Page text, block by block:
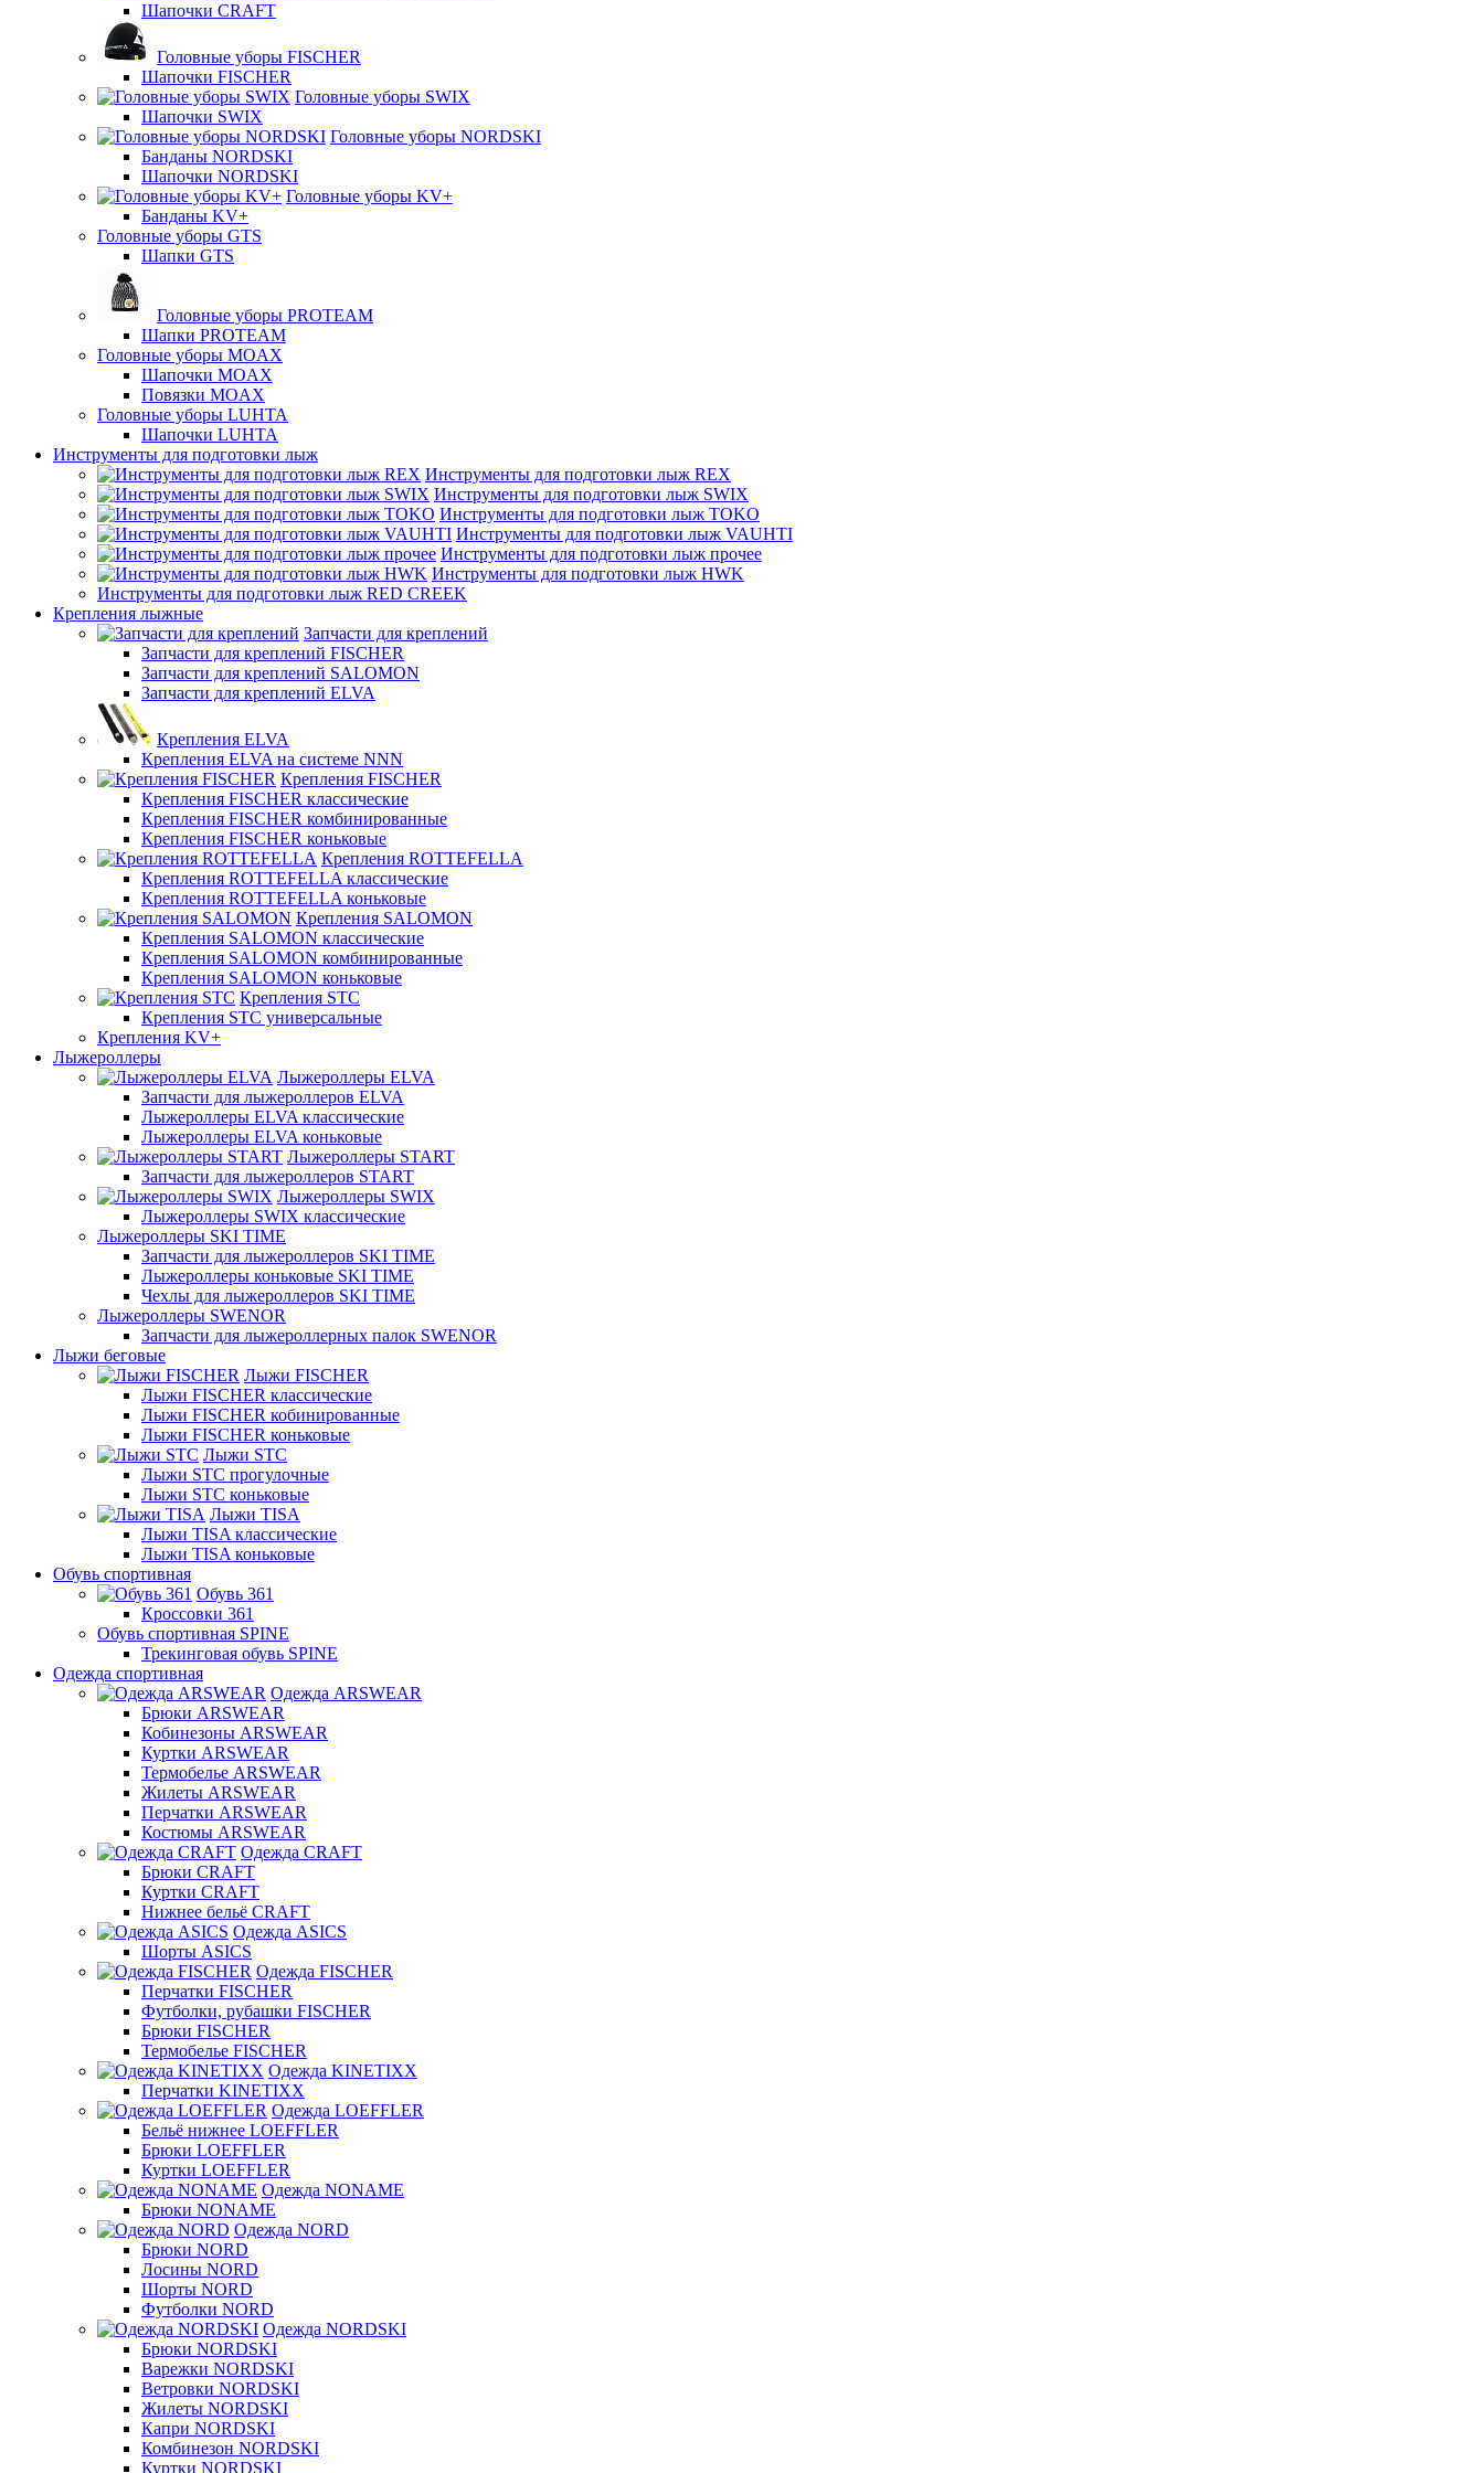
Шапочки CRAFT
Головные уборы FISCHER
Шапочки FISCHER
Головные уборы SWIX
Шапочки SWIX
Головные уборы NORDSKI
Банданы NORDSKI
Шапочки NORDSKI
Головные уборы KV+
Банданы KV+
Головные уборы GTS
Шапки GTS
Головные уборы PROTEAM
Шапки PROTEAM
Головные уборы MOAX
Шапочки MOAX
Повязки MOAX
Головные уборы LUHTA
Шапочки LUHTA
Инструменты для подготовки лыж
Инструменты для подготовки лыж REX
Инструменты для подготовки лыж SWIX
Инструменты для подготовки лыж TOKO
Инструменты для подготовки лыж VAUHTI
Инструменты для подготовки лыж прочее
Инструменты для подготовки лыж HWK
Инструменты для подготовки лыж RED CREEK
Крепления лыжные
Запчасти для креплений
Запчасти для креплений FISCHER
Запчасти для креплений SALOMON
Запчасти для креплений ELVA
Крепления ELVA
Крепления ELVA на системе NNN
Крепления FISCHER
Крепления FISCHER классические
Крепления FISCHER комбинированные
Крепления FISCHER коньковые
Крепления ROTTEFELLA
Крепления ROTTEFELLA классические
Крепления ROTTEFELLA коньковые
Крепления SALOMON
Крепления SALOMON классические
Крепления SALOMON комбинированные
Крепления SALOMON коньковые
Крепления STC
Крепления STC универсальные
Крепления KV+
Лыжероллеры
Лыжероллеры ELVA
Запчасти для лыжероллеров ELVA
Лыжероллеры ELVA классические
Лыжероллеры ELVA коньковые
Лыжероллеры START
Запчасти для лыжероллеров START
Лыжероллеры SWIX
Лыжероллеры SWIX классические
Лыжероллеры SKI TIME
Запчасти для лыжероллеров SKI TIME
Лыжероллеры коньковые SKI TIME
Чехлы для лыжероллеров SKI TIME
Лыжероллеры SWENOR
Запчасти для лыжероллерных палок SWENOR
Лыжи беговые
Лыжи FISCHER
Лыжи FISCHER классические
Лыжи FISCHER кобинированные
Лыжи FISCHER коньковые
Лыжи STC
Лыжи STC прогулочные
Лыжи STC коньковые
Лыжи TISA
Лыжи TISA классические
Лыжи TISA коньковые
Обувь спортивная
Обувь 361
Кроссовки 361
Обувь спортивная SPINE
Трекинговая обувь SPINE
Одежда спортивная
Одежда ARSWEAR
Брюки ARSWEAR
Кобинезоны ARSWEAR
Куртки ARSWEAR
Термобелье ARSWEAR
Жилеты ARSWEAR
Перчатки ARSWEAR
Костюмы ARSWEAR
Одежда CRAFT
Брюки CRAFT
Куртки CRAFT
Нижнее бельё CRAFT
Одежда ASICS
Шорты ASICS
Одежда FISCHER
Перчатки FISCHER
Футболки, рубашки FISCHER
Брюки FISCHER
Термобелье FISCHER
Одежда KINETIXX
Перчатки KINETIXX
Одежда LOEFFLER
Бельё нижнее LOEFFLER
Брюки LOEFFLER
Куртки LOEFFLER
Одежда NONAME
Брюки NONAME
Одежда NORD
Брюки NORD
Лосины NORD
Шорты NORD
Футболки NORD
Одежда NORDSKI
Брюки NORDSKI
Варежки NORDSKI
Ветровки NORDSKI
Жилеты NORDSKI
Капри NORDSKI
Комбинезон NORDSKI
Куртки NORDSKI